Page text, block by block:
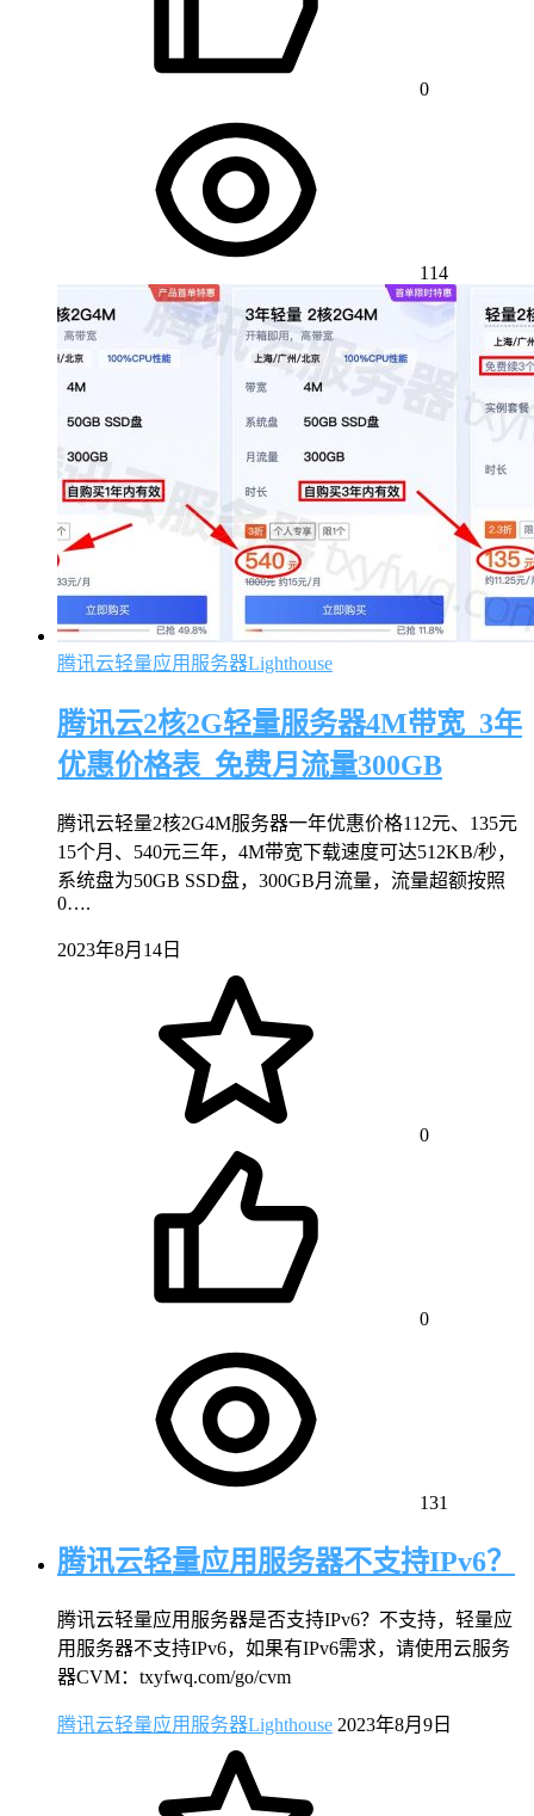
0
114
腾讯云轻量应用服务器Lighthouse
腾讯云2核2G轻量服务器4M带宽_3年
优惠价格表_免费月流量300GB
腾讯云轻量2核2G4M服务器一年优惠价格112元、135元
15个月、540元三年，4M带宽下载速度可达512KB/秒，
系统盘为50GB SSD盘，300GB月流量，流量超额按照
0….
2023年8月14日
0
0
131
腾讯云轻量应用服务器不支持IPv6？
腾讯云轻量应用服务器是否支持IPv6？不支持，轻量应
用服务器不支持IPv6，如果有IPv6需求，请使用云服务
器CVM：txyfwq.com/go/cvm
腾讯云轻量应用服务器Lighthouse 2023年8月9日